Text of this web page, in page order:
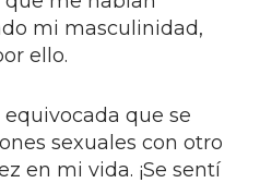
mi masculinidad,
ello.
que se
sexuales con otro
en mi vida. ¡Se sentí